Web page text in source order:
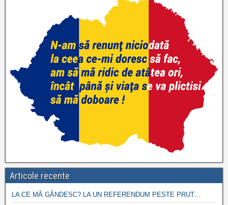
Articole recente
LA CE MĂ GÂNDESC? LA UN REFERENDUM PESTE PRUT…